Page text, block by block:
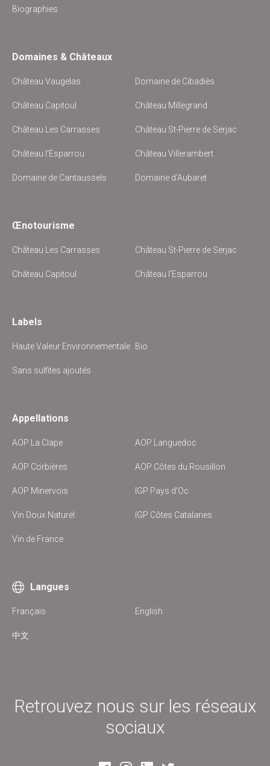
Biographies
Domaines & Châteaux
Château Vaugelas Domaine de Cibadiès
Château Capitoul Château Millegrand
Château Les Carrasses Château St-Pierre de Serjac
Château l'Esparrou Château Villerambert
Domaine de Cantaussels Domaine d'Aubaret
Œnotourisme
Château Les Carrasses Château St-Pierre de Serjac
Château Capitoul Château l'Esparrou
Labels
Haute Valeur Environnementale Bio
Sans sulfites ajoutés
Appellations
AOP La Clape AOP Languedoc
AOP Corbières AOP Côtes du Rousillon
AOP Minervois IGP Pays d'Oc
Vin Doux Naturel IGP Côtes Catalanes
Vin de France
Langues
Français English
中文
Retrouvez nous sur les réseaux
sociaux